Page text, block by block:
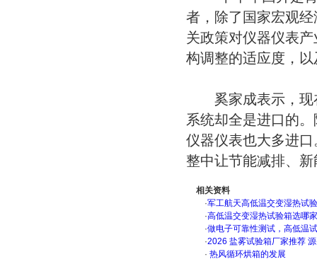
者，除了国家宏观
关政策对仪器仪表
构调整的适应度，
奚家成表示，现
系统却全是进口的
仪器仪表也大多进
整中让节能减排、
相关资料
·军工航天高低温交变湿热试
·高低温交变湿热试验箱选哪
·做电子可靠性测试，高低温
·2026 盐雾试验箱厂家推荐
· 热风循环烘箱的发展